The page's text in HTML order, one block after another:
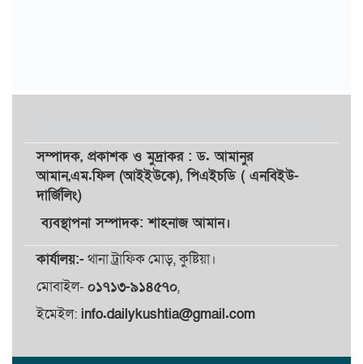
সম্পাদক, প্রকাশকওমুদ্রাকর: ড. আমানুর
আমান,এম.ফিল (আইইউকে), পিএইচডি ( এনবিইউ-
দার্জিলিং)
ব্যবস্থাপনা সম্পাদক: শাহনাজ আমান।
কার্যালয়:-থানা ট্রাফিক মোড়, কুষ্টিয়া।
মোবাইল- ০১৭১৩-৯১৪৫৭০,
ইমেইল: info.dailykushtia@gmail.com